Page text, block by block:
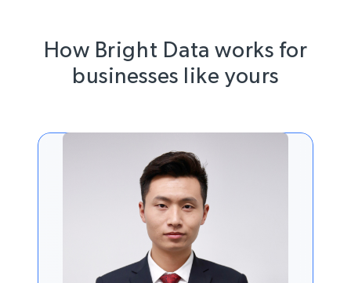
How Bright Data works for
businesses like yours